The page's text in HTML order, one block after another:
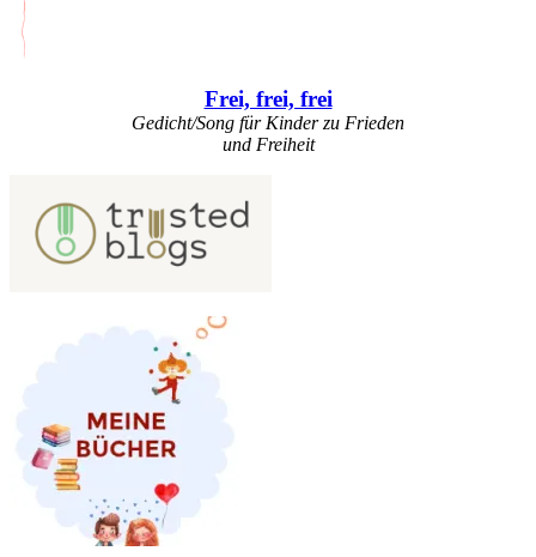
Frei, frei, frei
Gedicht/Song für Kinder zu Frieden
und Freiheit